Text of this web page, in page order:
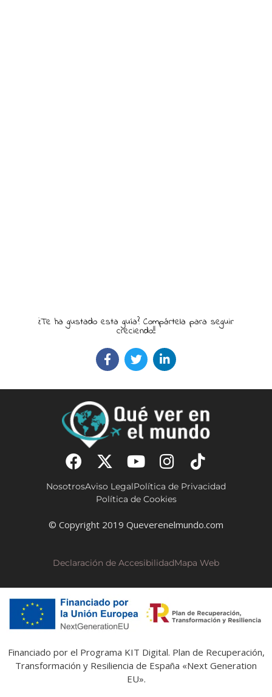
¿Te ha gustado esta guía? Compártela para seguir
creciendo!!
NosotrosAviso LegalPolítica de Privacidad
Política de Cookies
© Copyright 2019 Queverenelmundo.com
Declaración de AccesibilidadMapa Web
Financiado por el Programa KIT Digital. Plan de Recuperación,
Transformación y Resiliencia de España «Next Generation
EU».